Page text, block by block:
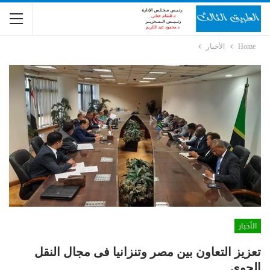
Home الأخبار
الأخبار
تعزيز التعاون بين مصر وتنزانيا فى مجال النقل